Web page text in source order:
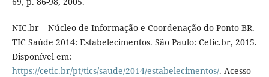
NIC.br – Núcleo de Informação e Coordenação do Ponto BR.
TIC Saúde 2014: Estabelecimentos. São Paulo: Cetic.br, 2015.
Disponível em:
https://cetic.br/pt/tics/saude/2014/estabelecimentos/. Acesso